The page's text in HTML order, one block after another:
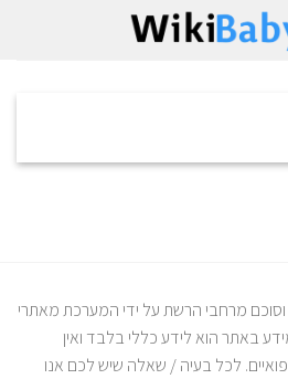
מרחבי הרשת על ידי המערכת מאתרי
באתר הוא לידע כללי בלבד ואין
לכל בעיה / שאלה שיש לכם אנו